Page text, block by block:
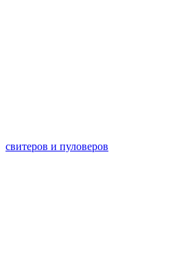
свитеров и пуловеров